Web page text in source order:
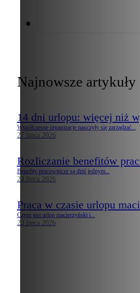
Najnowsze artykuły
14 dni urlopu: więcej niż
Współczesne organizacje nauczyły się zarządzać...
27 lipca 2026
Rozliczanie benefitów
Benefity pracownicze są dziś jednym...
24 lipca 2026
Praca w czasie urlopu
Czym jest urlop macierzyński i...
23 lipca 2026